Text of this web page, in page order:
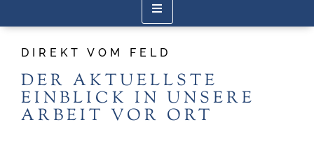
DIREKT VOM FELD
DER AKTUELLSTE
EINBLICK IN UNSERE
ARBEIT VOR ORT